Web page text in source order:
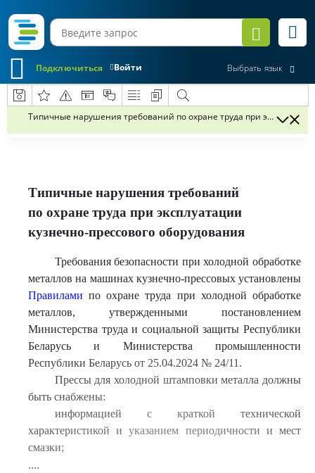
Войти
Подключиться Выбрать язык
Типичные нарушения требований по охране труда при
Типичные нарушения требований
по охране труда при эксплуатации
кузнечно-прессового оборудования
Требования безопасности при холодной обработке
металлов на машинах кузнечно-прессовых установлены
Правилами по охране труда при холодной обработке
металлов, утвержденными постановлением
Министерства труда и социальной защиты Республики
Беларусь и Министерства промышленности
Республики Беларусь от 25.04.2024 № 24/11.
Прессы для холодной штамповки металла должны
быть снабжены:
информацией с краткой технической
характеристикой и указанием периодичности и мест
смазки;
....